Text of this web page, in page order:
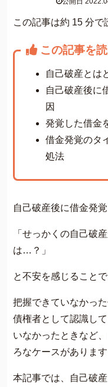
グリーン司法書士
無料相談の流れ
費用について
よくあるご質問
サイト内の画像等
借金返済の相談は
この記事は約 15 分で
この記事を
自己破産とは
自己破産後に
因
発覚した借金
借金発覚のタ
処法
自己破産後に借金発
「せっかくの自己破
は…？」
と不安を感じることで
把握できていなかっ
債権者として認識し
いなかったときなど
ろなケースがあります
本記事では、自己破